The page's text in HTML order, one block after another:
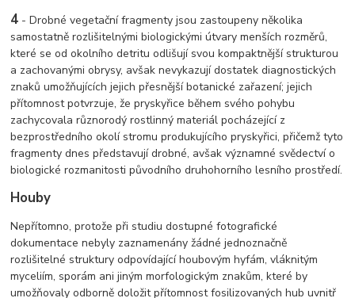
4 - Drobné vegetační fragmenty jsou zastoupeny několika
samostatně rozlišitelnými biologickými útvary menších rozměrů,
které se od okolního detritu odlišují svou kompaktnější strukturou
a zachovanými obrysy, avšak nevykazují dostatek diagnostických
znaků umožňujících jejich přesnější botanické zařazení; jejich
přítomnost potvrzuje, že pryskyřice během svého pohybu
zachycovala různorodý rostlinný materiál pocházející z
bezprostředního okolí stromu produkujícího pryskyřici, přičemž tyto
fragmenty dnes představují drobné, avšak významné svědectví o
biologické rozmanitosti původního druhohorního lesního prostředí.
Houby
Nepřítomno, protože při studiu dostupné fotografické
dokumentace nebyly zaznamenány žádné jednoznačně
rozlišitelné struktury odpovídající houbovým hyfám, vláknitým
myceliím, sporám ani jiným morfologickým znakům, které by
umožňovaly odborně doložit přítomnost fosilizovaných hub uvnitř